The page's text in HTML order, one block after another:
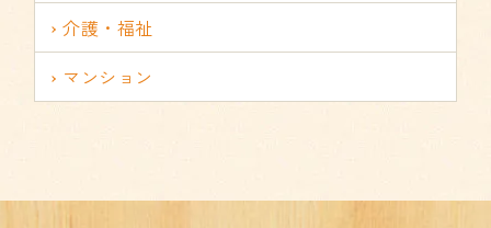
介護・福祉
マンション